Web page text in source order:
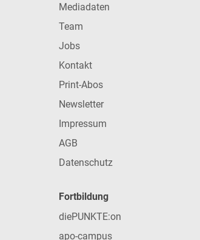
Mediadaten
Team
Jobs
Kontakt
Print-Abos
Newsletter
Impressum
AGB
Datenschutz
Fortbildung
diePUNKTE:on
apo-campus